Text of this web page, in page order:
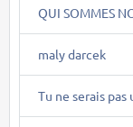
QUI SOMMES
maly darcek
Tu ne serais pas